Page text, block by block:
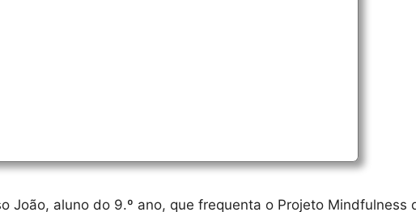
João, aluno do 9.º ano, que frequenta o Projeto Mindfulness